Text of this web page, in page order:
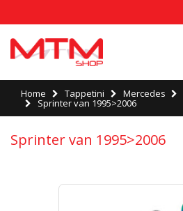
Home Tappetini Mercedes
Sprinter van 1995>2006
Sprinter van 1995>2006